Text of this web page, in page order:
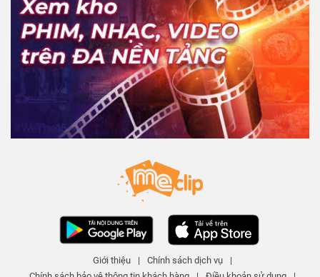
Giới thiệu | Chính sách dịch vụ
|